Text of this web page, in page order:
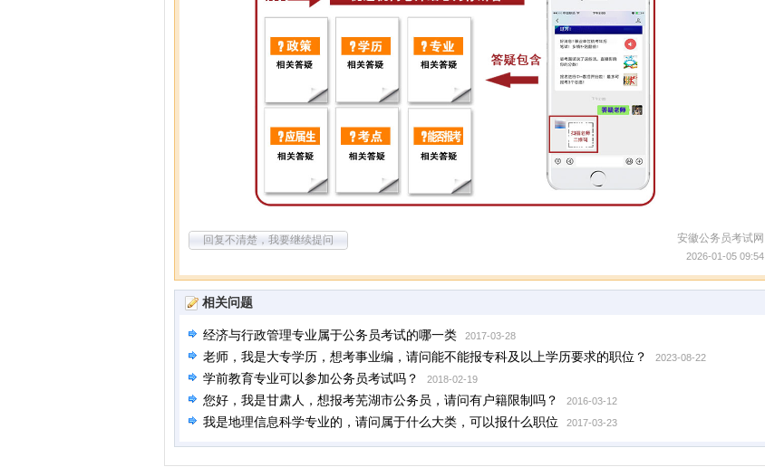
回复不清楚，我要继续提问 安徽公务员考试网
2026-01-05 09:54
相关问题
经济与行政管理专业属于公务员考试的哪一类 2017-03-28
老师，我是大专学历，想考事业编，请问能不能报专科及以上学历要求的职位？ 2023-08-22
学前教育专业可以参加公务员考试吗？ 2018-02-19
您好，我是甘肃人，想报考芜湖市公务员，请问有户籍限制吗？ 2016-03-12
我是地理信息科学专业的，请问属于什么大类，可以报什么职位 2017-03-23